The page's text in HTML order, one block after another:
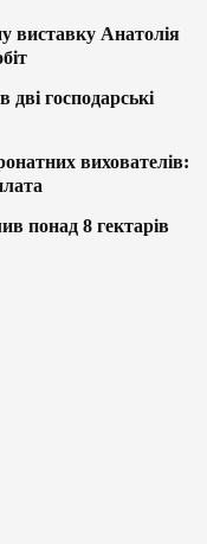
виставку Анатолія
дві господарські
вихователів:
понад 8 гектарів